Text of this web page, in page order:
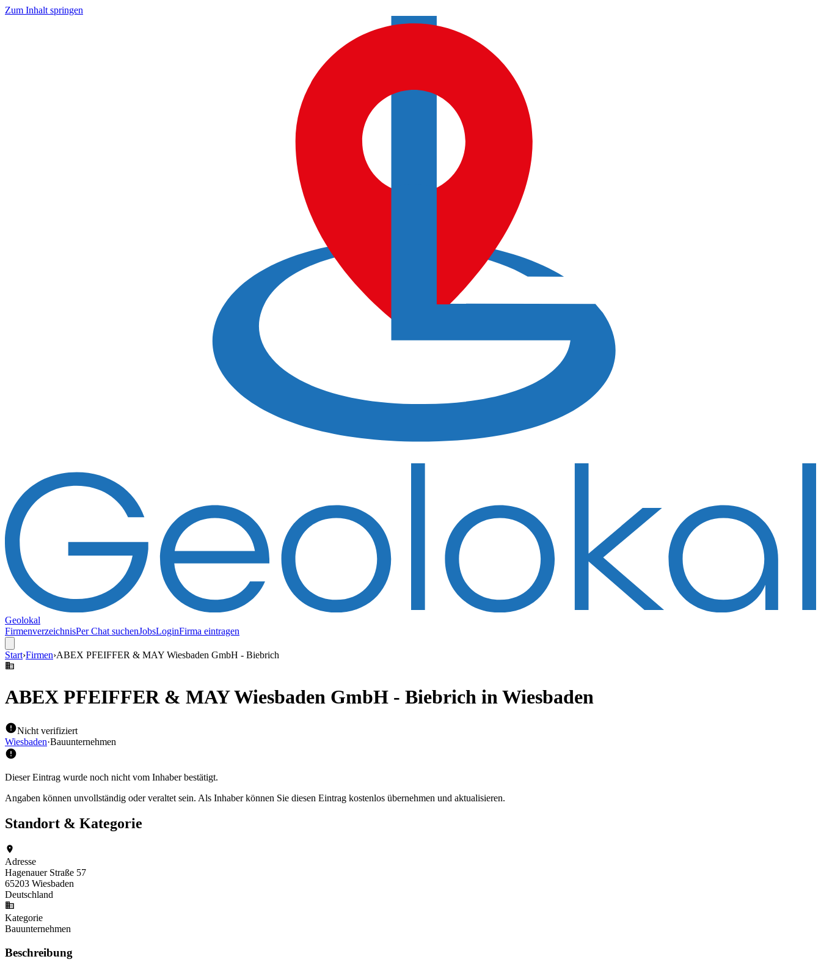
Zum Inhalt springen
Geolokal
FirmenverzeichnisPer Chat suchenJobsLoginFirma eintragen
Start›Firmen›ABEX PFEIFFER & MAY Wiesbaden GmbH - Biebrich
ABEX PFEIFFER & MAY Wiesbaden GmbH - Biebrich in Wiesbaden
Nicht verifiziert
Wiesbaden·Bauunternehmen
Dieser Eintrag wurde noch nicht vom Inhaber bestätigt.
Angaben können unvollständig oder veraltet sein. Als Inhaber können Sie diesen Eintrag kostenlos übernehmen und aktualisieren.
Standort & Kategorie
Adresse
Hagenauer Straße 57
65203 Wiesbaden
Deutschland
Kategorie
Bauunternehmen
Beschreibung